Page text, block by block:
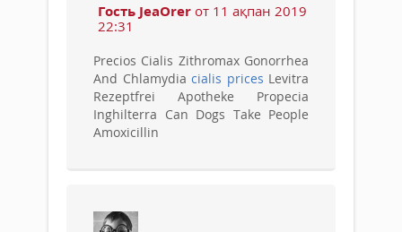
Гость JeaOrer от 11 ақпан 2019
22:31
Precios Cialis Zithromax Gonorrhea
And Chlamydia cialis prices Levitra
Rezeptfrei Apotheke Propecia
Inghilterra Can Dogs Take People
Amoxicillin